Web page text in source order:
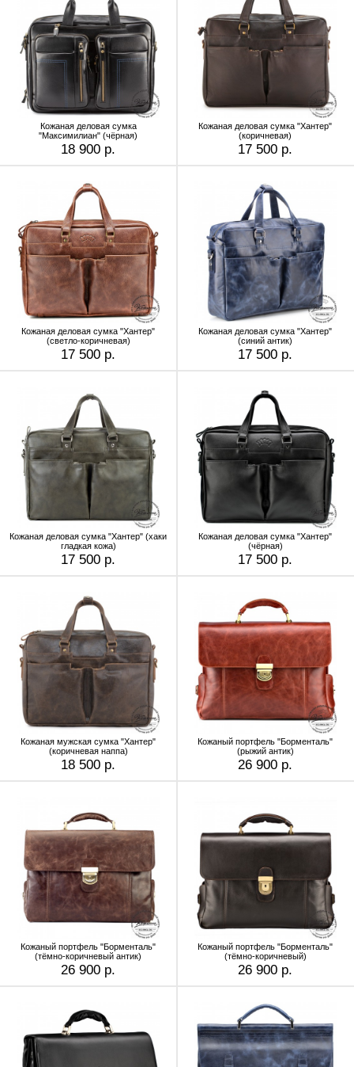
Кожаная деловая сумка
"Максимилиан" (чёрная)
18 900 р.
Кожаная деловая сумка "Хантер"
(коричневая)
17 500 р.
Кожаная деловая сумка "Хантер"
(светло-коричневая)
17 500 р.
Кожаная деловая сумка "Хантер"
(синий антик)
17 500 р.
Кожаная деловая сумка "Хантер" (хаки
гладкая кожа)
17 500 р.
Кожаная деловая сумка "Хантер"
(чёрная)
17 500 р.
Кожаная мужская сумка "Хантер"
(коричневая наппа)
18 500 р.
Кожаный портфель "Борменталь"
(рыжий антик)
26 900 р.
Кожаный портфель "Борменталь"
(тёмно-коричневый антик)
26 900 р.
Кожаный портфель "Борменталь"
(тёмно-коричневый)
26 900 р.